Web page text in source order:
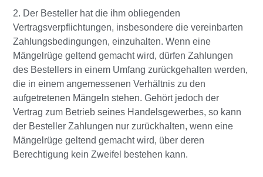
2. Der Besteller hat die ihm obliegenden
Vertragsverpflichtungen, insbesondere die vereinbarten
Zahlungsbedingungen, einzuhalten. Wenn eine
Mängelrüge geltend gemacht wird, dürfen Zahlungen
des Bestellers in einem Umfang zurückgehalten werden,
die in einem angemessenen Verhältnis zu den
aufgetretenen Mängeln stehen. Gehört jedoch der
Vertrag zum Betrieb seines Handelsgewerbes, so kann
der Besteller Zahlungen nur zurückhalten, wenn eine
Mängelrüge geltend gemacht wird, über deren
Berechtigung kein Zweifel bestehen kann.